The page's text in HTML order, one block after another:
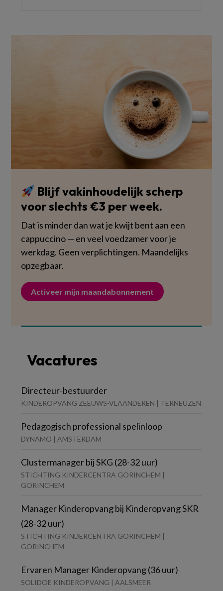
Blijf vakinhoudelijk scherp
voor slechts €3 per week.
Dat is minder dan wat je kwijt bent aan een
cappuccino — en veel voedzamer voor je
werkdag. Geen verplichtingen. Maandelijks
opzegbaar.
Activeer mijn maandabonnement
Vacatures
Directeur-bestuurder
KINDEROPVANG ZEEUWS-VLAANDEREN | TERNEUZEN
Pedagogisch professional spelinloop
DYNAMO | AMSTERDAM
Clustermanager bij SKG (28-32 uur)
STICHTING KINDERCENTRA GORINCHEM |
GORINCHEM
Manager Kinderopvang bij Kinderopvang SKR
(28-32 uur)
STICHTING KINDERCENTRA GORINCHEM |
GORINCHEM
Ervaren Manager Kinderopvang (36 uur)
SOLIDOE KINDEROPVANG | AALSMEER